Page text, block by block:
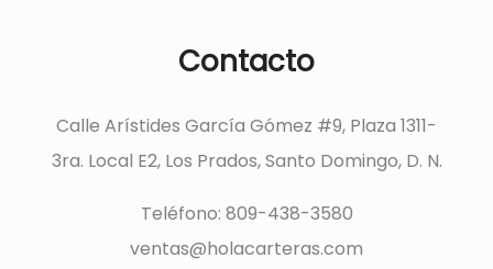
Contacto
Calle Arístides García Gómez #9, Plaza 1311-
3ra. Local E2, Los Prados, Santo Domingo, D. N.
Teléfono: 809-438-3580
ventas@holacarteras.com